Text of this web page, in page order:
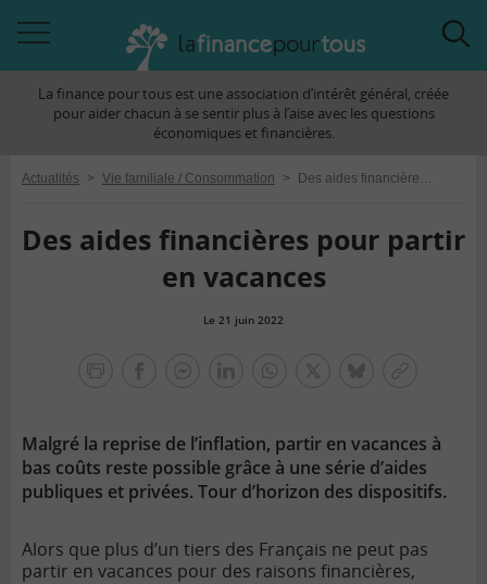
àLa finance pour tous est une association d’intérêt général, créée
pour aider chacun à se sentir plus à l’aise avec les questions
économiques et financières.
Actualités > Vie familiale / Consommation > Des aides financières pour partir en vacances
Des aides financières pour partir
en vacances
Le 21 juin 2022
Malgré la reprise de l’inflation, partir en vacances à
bas coûts reste possible grâce à une série d’aides
publiques et privées. Tour d’horizon des dispositifs.
Alors que plus d’un tiers des Français ne peut pas
partir en vacances pour des raisons financières,